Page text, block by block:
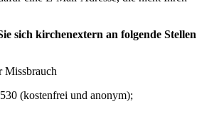
sich kirchenextern an folgende Stellen
Missbrauch
(kostenfrei und anonym);